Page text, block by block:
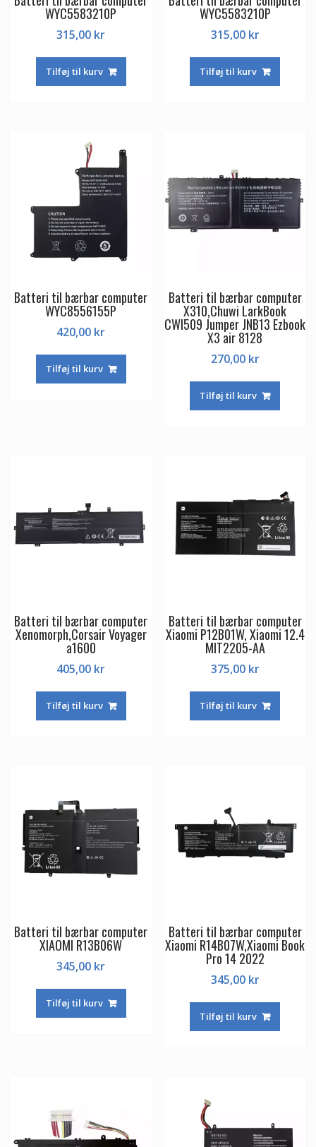
WYC5583210P
315,00 kr
Tilføj til kurv
WYC5583210P
315,00 kr
Tilføj til kurv
Batteri til bærbar computer
WYC8556155P
420,00 kr
Tilføj til kurv
Batteri til bærbar computer
X310,Chuwi LarkBook
CWI509 Jumper JNB13 Ezbook
X3 air 8128
270,00 kr
Tilføj til kurv
Batteri til bærbar computer
Xenomorph,Corsair Voyager
a1600
405,00 kr
Tilføj til kurv
Batteri til bærbar computer
Xiaomi P12B01W, Xiaomi 12.4
MIT2205-AA
375,00 kr
Tilføj til kurv
Batteri til bærbar computer
XIAOMI R13B06W
345,00 kr
Tilføj til kurv
Batteri til bærbar computer
Xiaomi R14B07W,Xiaomi Book
Pro 14 2022
345,00 kr
Tilføj til kurv